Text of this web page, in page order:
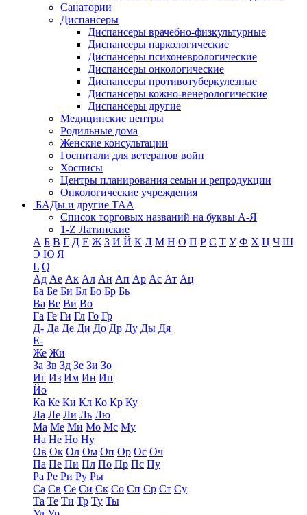
Санатории
Диспансеры
Диспансеры врачебно-физкультурные
Диспансеры наркологические
Диспансеры психоневрологические
Диспансеры онкологические
Диспансеры противотуберкулезные
Диспансеры кожно-венерологические
Диспансеры другие
Медицинские центры
Родильные дома
Женские консультации
Госпитали для ветеранов войн
Хосписы
Центры планирования семьи и репродукции
Онкологические учреждения
БАДы и другие ТАА
Список торговых названий на буквы А-Я
1-Z Латинские
А Б В Г Д Е Ж З И Й К Л М Н О П Р С Т У Ф Х Ц Ч Ш
Э Ю Я
L Q
Ад Ае Ак Ал Ан Ап Ар Ас Ат Ац
Ба Бе Би Бл Бо Бр Бь
Ва Ве Ви Во
Га Ге Ги Гл Го Гр
Д- Да Де Ди До Др Ду Ды Дя
Е-
Же Жи
За Зв Зд Зе Зи Зо
Иг Из Им Ин Ип
Йо
Ка Ке Ки Кл Ко Кр Ку
Ла Ле Ли Ль Лю
Ма Ме Ми Мо Мс Му
На Не Но Ну
Ов Ок Ол Ом Оп Ор Ос Оч
Па Пе Пи Пл По Пр Пс Пу
Ра Ре Ри Ру Ры
Са Св Се Си Ск Со Сп Ср Ст Су
Та Те Ти Тр Ту Ты